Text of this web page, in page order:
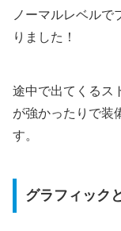
ノーマルレベルで
りました！
途中で出てくるス
が強かったりで装
す。
グラフィック